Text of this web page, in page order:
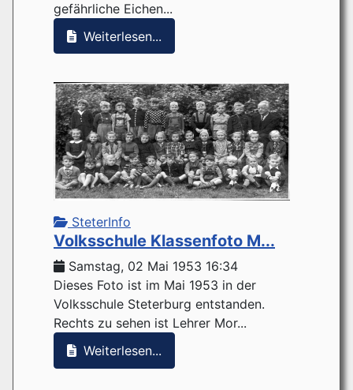
gefährliche Eichen...
Weiterlesen...
SteterInfo
Volksschule Klassenfoto M...
Samstag, 02 Mai 1953 16:34
Dieses Foto ist im Mai 1953 in der
Volksschule Steterburg entstanden.
Rechts zu sehen ist Lehrer Mor...
Weiterlesen...